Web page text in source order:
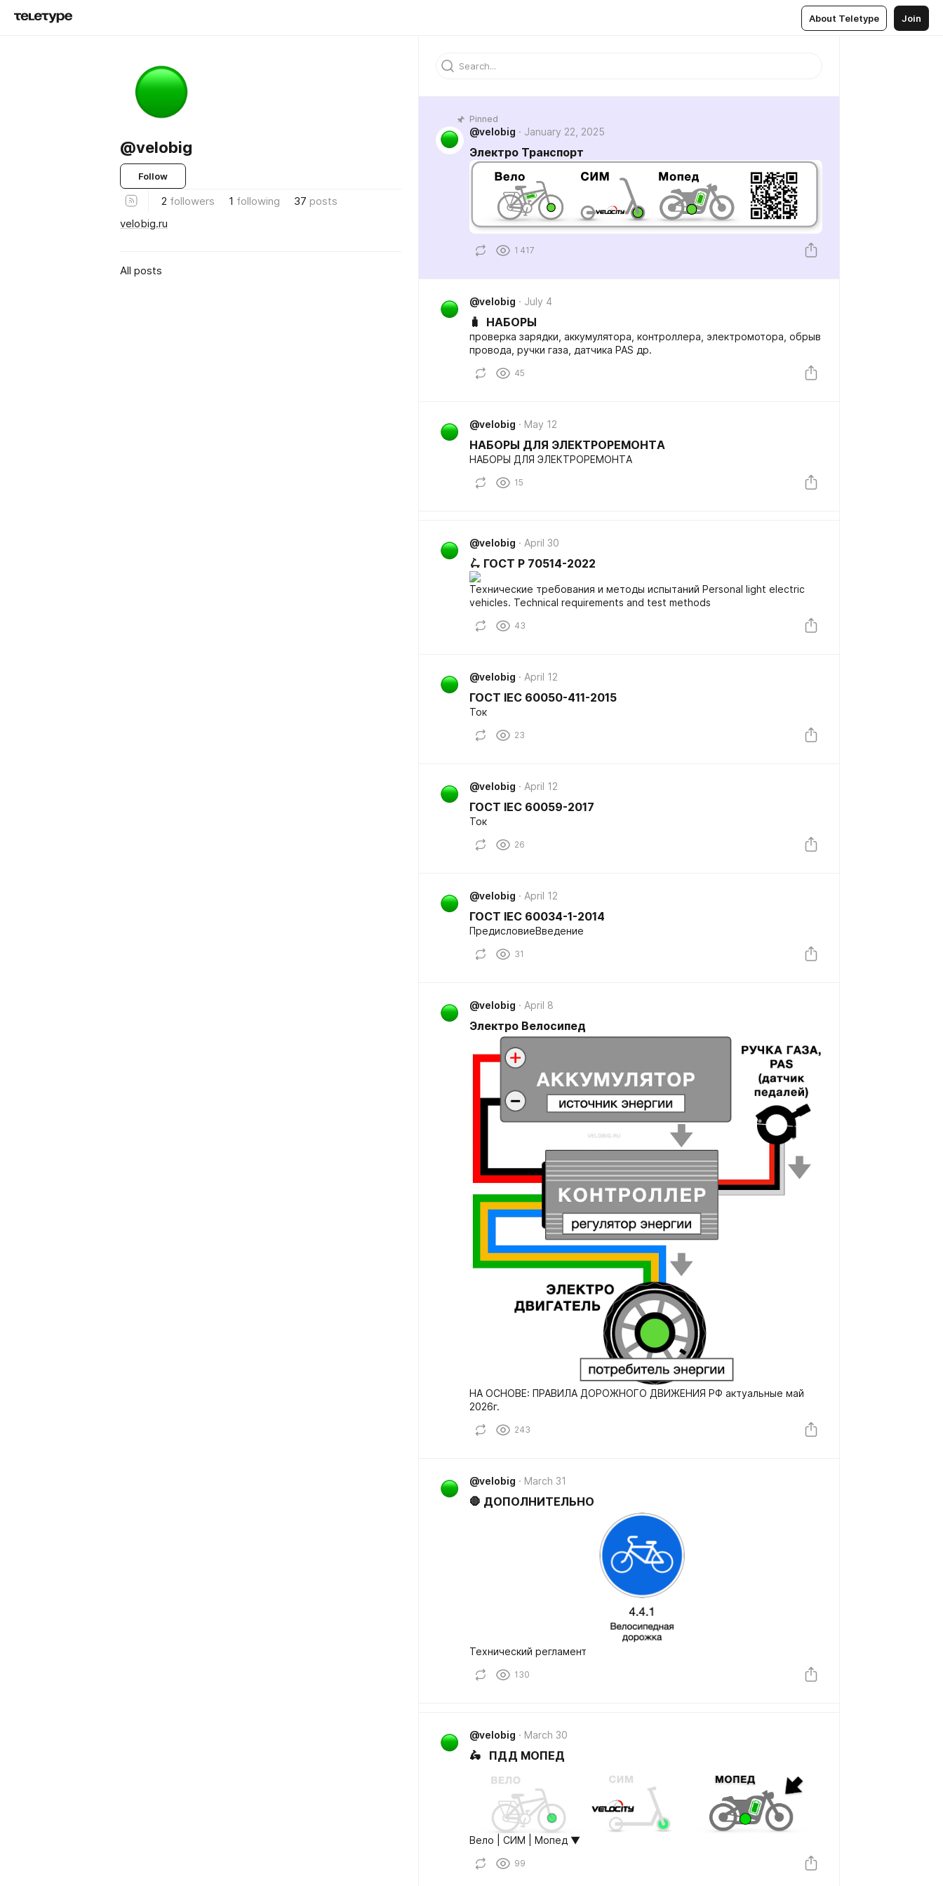
About Teletype Join
@velobig
Follow
2 followers 1 following 37 posts
velobig.ru
All posts
Pinned
@velobig January 22, 2025
Электро Транспорт
1 417
@velobig July 4
🧳 НАБОРЫ
проверка зарядки, аккумулятора, контроллера, электромотора, обрыв
провода, ручки газа, датчика PAS др.
45
@velobig May 12
НАБОРЫ ДЛЯ ЭЛЕКТРОРЕМОНТA
НАБОРЫ ДЛЯ ЭЛЕКТРОРЕМОНТA
15
@velobig April 30
🛴 ГОСТ Р 70514-2022
Технические требования и методы испытаний Personal light electric
vehicles. Technical requirements and test methods
43
@velobig April 12
ГОСТ IEC 60050-411-2015
Ток
23
@velobig April 12
ГОСТ IEC 60059-2017
Ток
26
@velobig April 12
ГОСТ IEC 60034-1-2014
ПредисловиеВведение
31
@velobig April 8
Электро Велосипед
НА ОСНОВЕ: ПРАВИЛА ДОРОЖНОГО ДВИЖЕНИЯ РФ актуальные май
2026г.
243
@velobig March 31
🛑 ДОПОЛНИТЕЛЬНО
Технический регламент
130
@velobig March 30
🛵 ПДД МОПЕД
Вело | СИМ | Мопед ▼
99